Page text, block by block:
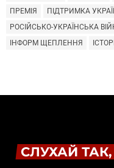
ПРЕМІЯ
ПІДТРИМКА
РОСІЙСЬКО-УКРАЇНСЬКА
ІНФОРМ ЩЕПЛЕННЯ
СЛУХАЙ